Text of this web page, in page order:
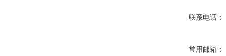
联系电话：
常用邮箱：